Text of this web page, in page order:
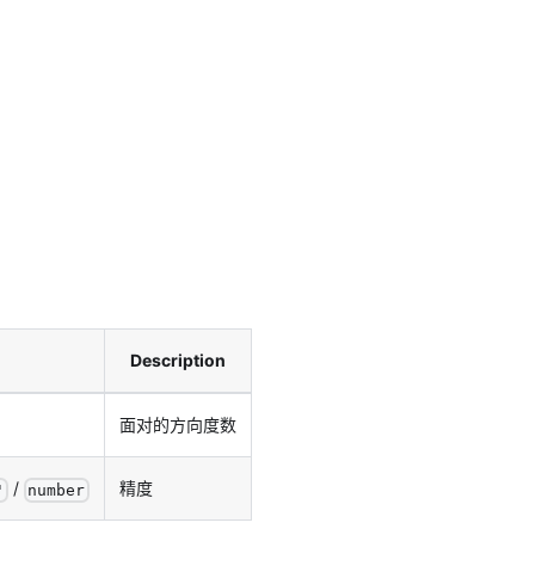
Description
面对的方向度数
' / number 精度